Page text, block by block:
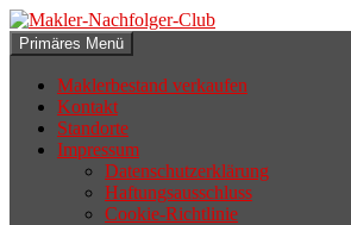
Zum
Inhalt
springen
Makler-Nachfolger-
Suchen
Primäres Menü
Maklerbestand verkaufen
Kontakt
Standorte
Impressum
Datenschutzerklärung
Haftungsausschluss
Cookie-Richtlinie